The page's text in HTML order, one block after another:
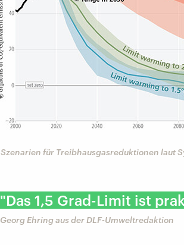
Szenarien für Treibhausgasreduktionen laut
"Das 1,5 Grad-Limit ist
Georg Ehring aus der DLF-Umweltredaktion